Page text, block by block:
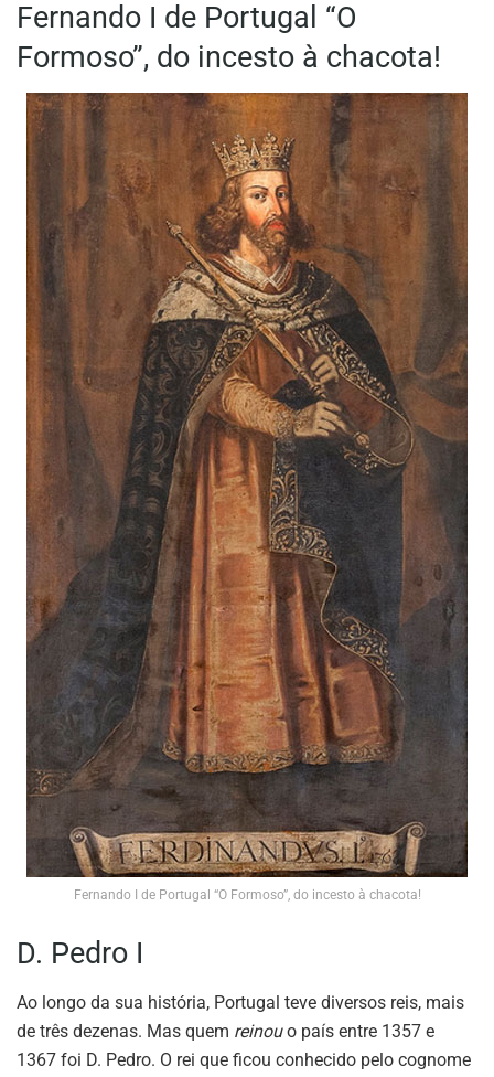
Fernando I de Portugal “O
Formoso”, do incesto à chacota!
Fernando I de Portugal “O Formoso”, do incesto à chacota!
D. Pedro I
Ao longo da sua história, Portugal teve diversos reis, mais
de três dezenas. Mas quem reinouo país entre 1357 e
1367 foi D. Pedro. O rei que ficou conhecido pelo cognome